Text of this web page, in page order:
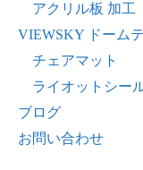
アクリル板 加工
VIEWSKY ドーム
チェアマット
ライオットシー
ブログ
お問い合わせ